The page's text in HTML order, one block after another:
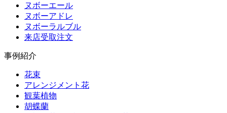
ヌボーエール
ヌボーアドレ
ヌボーラルブル
来店受取注文
事例紹介
花束
アレンジメント花
観葉植物
胡蝶蘭